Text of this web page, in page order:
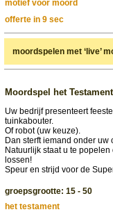
motief voor moord
offerte in 9 sec
moordspelen met ‘live’
Moordspel het
Uw bedrijf presenteert
tuinkabouter.
Of robot (uw keuze).
Dan sterft iemand onder uw
Natuurlijk staat u te popelen
lossen!
Speur en strijd voor de
groepsgrootte: 15 - 50
het testament